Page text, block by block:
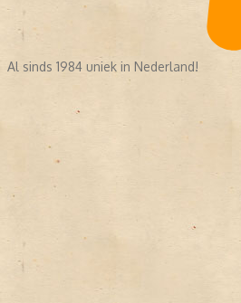
Al sinds 1984 uniek in Nederland!